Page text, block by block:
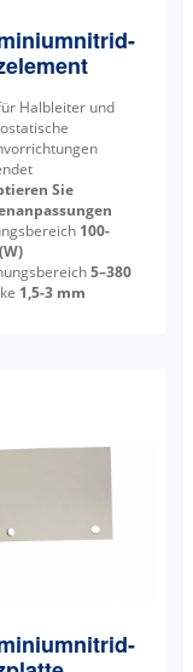
Halbleiter und
Sie
100-
5–380
1,5-3 mm